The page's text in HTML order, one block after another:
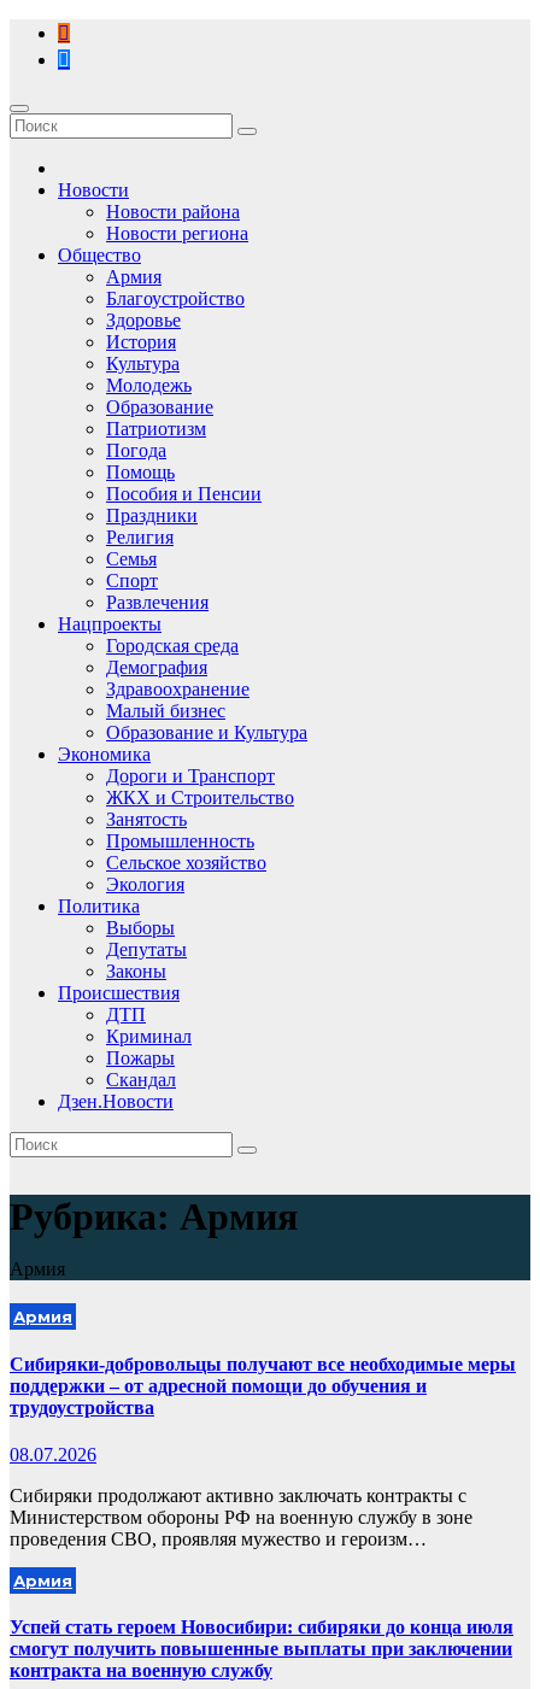
Перейти
содержимому
Новости
Новости района
Новости региона
Общество
Армия
Благоустройство
Здоровье
История
Культура
Молодежь
Образование
Патриотизм
Погода
Помощь
Пособия и Пенсии
Праздники
Религия
Семья
Спорт
Развлечения
Нацпроекты
Городская среда
Демография
Здравоохранение
Малый бизнес
Образование и Культура
Экономика
Дороги и Транспорт
ЖКХ и Строительство
Занятость
Промышленность
Сельское хозяйство
Экология
Политика
Выборы
Депутаты
Законы
Происшествия
ДТП
Криминал
Пожары
Скандал
Дзен.Новости
Рубрика: Армия
Армия
Армия
Сибиряки-добровольцы получают все необходимые меры
поддержки – от адресной помощи до обучения и
трудоустройства
08.07.2026
Сибиряки продолжают активно заключать контракты с
Министерством обороны РФ на военную службу в зоне
проведения СВО, проявляя мужество и героизм…
Армия
Успей стать героем Новосибири: сибиряки до конца июля
смогут получить повышенные выплаты при заключении
контракта на военную службу